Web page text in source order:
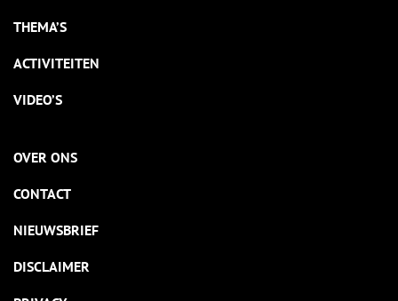
THEMA’S
ACTIVITEITEN
VIDEO’S
OVER ONS
CONTACT
NIEUWSBRIEF
DISCLAIMER